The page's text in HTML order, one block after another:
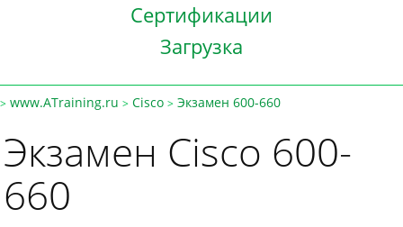
Сертификации
Загрузка
> www.ATraining.ru > Cisco > Экзамен 600-660
Экзамен Cisco 600-
660